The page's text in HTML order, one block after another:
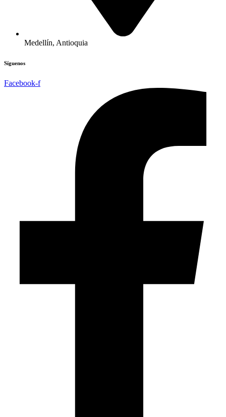
Medellín, Antioquia
Síguenos
Facebook-f